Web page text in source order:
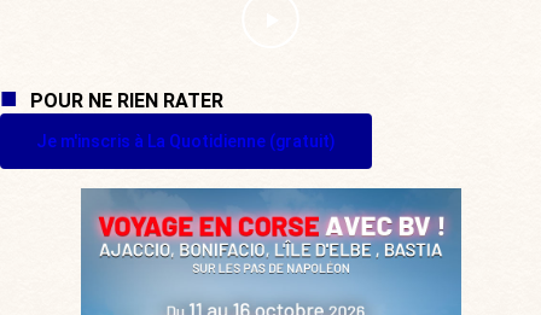
POUR NE RIEN RATER
Je m'inscris à La Quotidienne (gratuit)